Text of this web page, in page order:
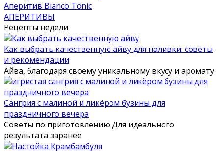
Аперитив Bianco Tonic
АПЕРИТИВЫ
Рецепты недели
Как выбрать качественную айву для наливки: советы
и рекомендации
Айва, благодаря своему уникальному вкусу и аромату
Сангрия с малиной и ликёром бузины для
праздничного вечера
Советы по приготовлению Для идеального
результата заранее